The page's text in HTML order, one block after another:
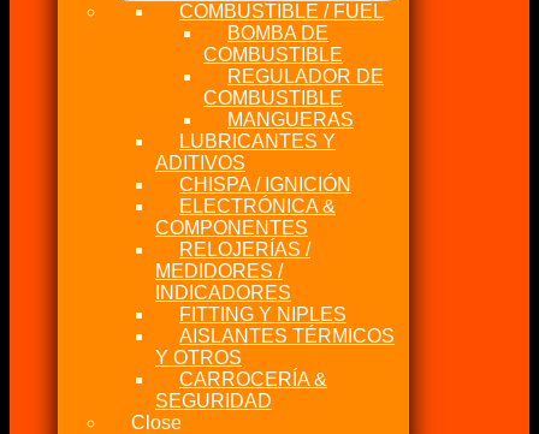
COMBUSTIBLE / FUEL
BOMBA DE
COMBUSTIBLE
REGULADOR DE
COMBUSTIBLE
MANGUERAS
LUBRICANTES Y
ADITIVOS
CHISPA / IGNICIÓN
ELECTRÓNICA &
COMPONENTES
RELOJERÍAS /
MEDIDORES /
INDICADORES
FITTING Y NIPLES
AISLANTES TÉRMICOS
Y OTROS
CARROCERÍA &
SEGURIDAD
Close